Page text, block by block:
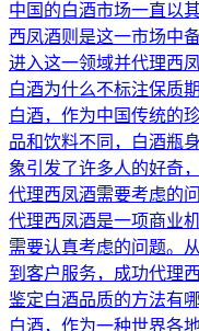
中国的白酒市场一直以
西凤酒则是这一市场中
进入这一领域并代理西
白酒为什么不标注保质期
白酒，作为中国传统的
品和饮料不同，白酒瓶
象引发了许多人的好奇
代理西凤酒需要考虑的
代理西凤酒是一项商业
需要认真考虑的问题。
到客户服务，成功代理
鉴定白酒品质的方法有哪
白酒，作为一种世界各